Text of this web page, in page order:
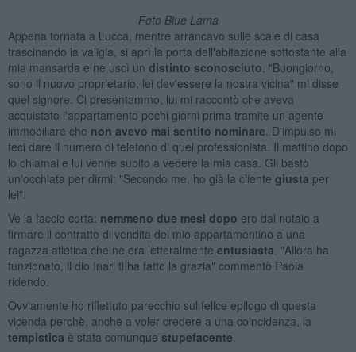
Foto Blue Lama
Appena tornata a Lucca, mentre arrancavo sulle scale di casa
trascinando la valigia, si aprì la porta dell'abitazione sottostante alla
mia mansarda e ne uscì un distinto sconosciuto. "Buongiorno,
sono il nuovo proprietario, lei dev'essere la nostra vicina" mi disse
quel signore. Ci presentammo, lui mi raccontò che aveva
acquistato l'appartamento pochi giorni prima tramite un agente
immobiliare che non avevo mai sentito nominare. D'impulso mi
feci dare il numero di telefono di quel professionista. Il mattino dopo
lo chiamai e lui venne subito a vedere la mia casa. Gli bastò
un'occhiata per dirmi: "Secondo me, ho già la cliente giusta per
lei".
Ve la faccio corta: nemmeno due mesi dopo ero dal notaio a
firmare il contratto di vendita del mio appartamentino a una
ragazza atletica che ne era letteralmente entusiasta. "Allora ha
funzionato, il dio Inari ti ha fatto la grazia" commentò Paola
ridendo.
Ovviamente ho riflettuto parecchio sul felice epilogo di questa
vicenda perchè, anche a voler credere a una coincidenza, la
tempistica è stata comunque stupefacente.